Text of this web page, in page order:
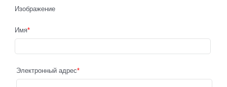
Изображение
Имя
Электронный адрес